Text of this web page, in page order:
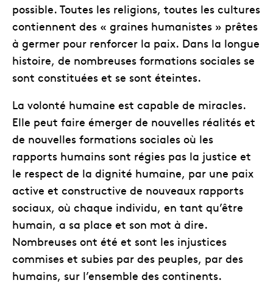
possible. Toutes les religions, toutes les cultures
contiennent des « graines humanistes » prêtes
à germer pour renforcer la paix. Dans la longue
histoire, de nombreuses formations sociales se
sont constituées et se sont éteintes.
La volonté humaine est capable de miracles.
Elle peut faire émerger de nouvelles réalités et
de nouvelles formations sociales où les
rapports humains sont régies pas la justice et
le respect de la dignité humaine, par une paix
active et constructive de nouveaux rapports
sociaux, où chaque individu, en tant qu’être
humain, a sa place et son mot à dire.
Nombreuses ont été et sont les injustices
commises et subies par des peuples, par des
humains, sur l’ensemble des continents.